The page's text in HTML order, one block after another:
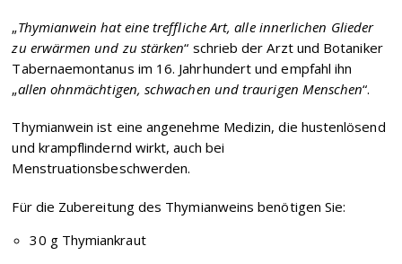
„Thymianwein hat eine treffliche Art, alle innerlichen Glieder
zu erwärmen und zu stärken“ schrieb der Arzt und Botaniker
Tabernaemontanus im 16. Jahrhundert und empfahl ihn
„allen ohnmächtigen, schwachen und traurigen Menschen“.
Thymianwein ist eine angenehme Medizin, die hustenlösend
und krampflindernd wirkt, auch bei
Menstruationsbeschwerden.
Für die Zubereitung des Thymianweins benötigen Sie:
30 g Thymiankraut